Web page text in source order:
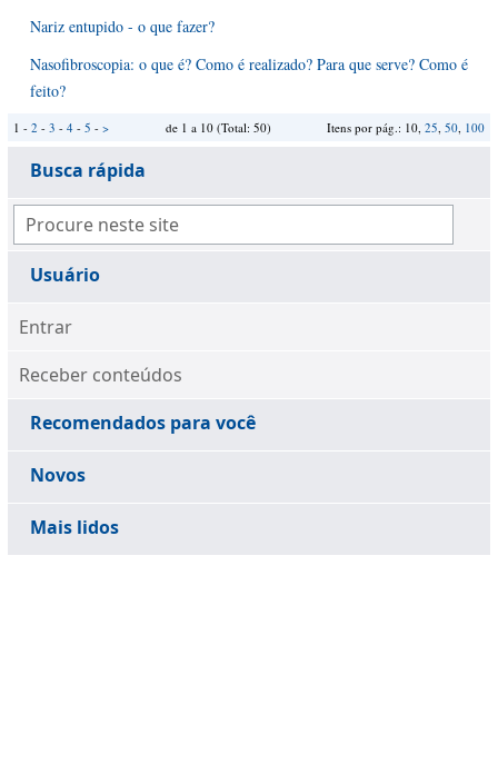
Nariz entupido - o que fazer?
Nasofibroscopia: o que é? Como é realizado? Para que serve? Como é
feito?
Itens por pág.: 10, 25, 50, 100
1 - 2 - 3 - 4 - 5 - > de 1 a 10 (Total: 50)
Busca rápida
Usuário
Entrar
Receber conteúdos
Recomendados para você
Novos
Mais lidos